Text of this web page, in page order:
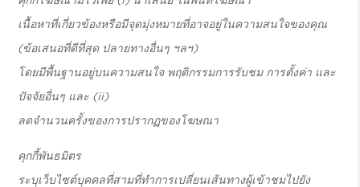
เนื้อหาที่เกี่ยวข้องหรือมีจุดมุ่งหมายที่อาจอยู่ในความสนใจของคุณ
(ข้อเสนอที่ดีที่สุด ปลายทางอื่นๆ ฯลฯ)
โดยมีพื้นฐานอยู่บนความสนใจ พฤติกรรมการรับชม การตั้งค่า และ
ปัจจัยอื่นๆ และ (ii)
ลดจำนวนครั้งของการปรากฏของโฆษณา
คุกกี้พันธมิตร
ระบุเว็บไซต์บุคคลที่สามที่ทำการเปลี่ยนเส้นทางผู้เข้าชมไปยัง